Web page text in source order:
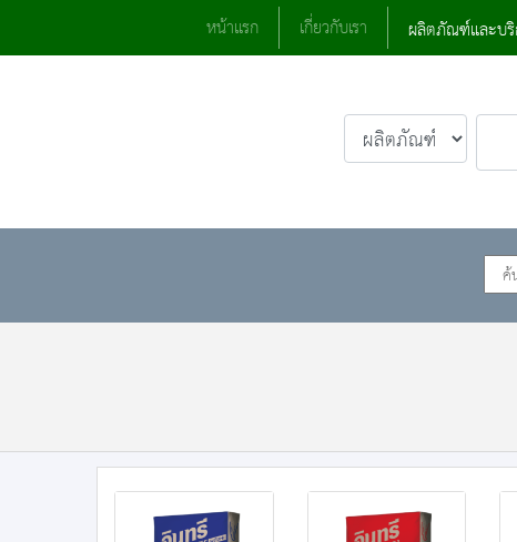
หน้าแรก เกี่ยวกับเรา ผลิตภัณฑ์และบ